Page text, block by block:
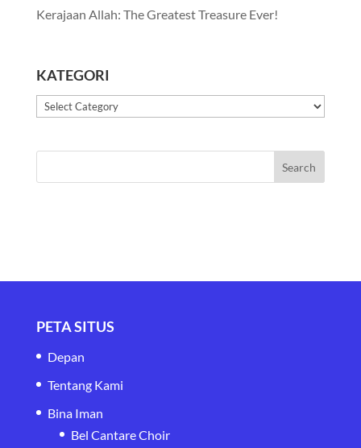
Kerajaan Allah: The Greatest Treasure Ever!
KATEGORI
Kategori
PETA SITUS
Depan
Tentang Kami
Bina Iman
Bel Cantare Choir